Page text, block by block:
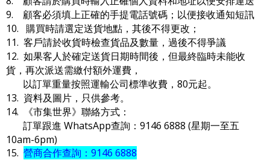
9. 顧客必須填上正確的手提電話號碼；以便接收通知短訊
10. 購買時請選定送貨地點，其後不得更改；
11. 客戶請於收貨時檢查貨品及數量，過後不得爭議
12. 如果客人於確定送貨日期時間後，但最終臨時未能收
貨，再次派送需繳付額外運費，
以訂單重量按照運輸公司標準收費，80元起。
13. 資料及圖片，只供參考。
14. 《市集世界》聯絡方式：
訂單跟進 WhatsApp查詢：9146 6888 (星期一至五
10am-6pm)
15. 營商合作查詢：9146 6888